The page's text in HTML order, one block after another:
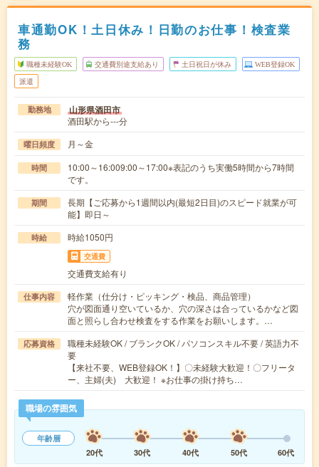
車通勤OK！土日休み！日勤のお仕事！検査業
務
職種未経験OK 交通費別途支給あり 土日祝日が休み WEB登録OK
派遣
勤務地 山形県酒田市
酒田駅から---分
曜日頻度 月～金
時間
10:00～16:009:00～17:00※表記のうち実働5時間から7時間
です。
期間
長期【ご応募から1週間以内(最短2日目)のスピード就業が可
能】即日～
時給 時給1050円
交通費
交通費支給有り
仕事内容
軽作業（仕分け・ピッキング・検品、商品管理）
穴が図面通り空いているか、穴の深さは合っているかなど図
面と照らし合わせ検査をする作業をお願いします。…
応募資格
職種未経験OK / ブランクOK / パソコンスキル不要 / 英語力不
要
【来社不要、WEB登録OK！】〇未経験大歓迎！〇フリータ
ー、主婦(夫) 大歓迎！ ※お仕事の掛け持ち…
職場の雰囲気
年齢層
20代
30代 40代 50代 60代